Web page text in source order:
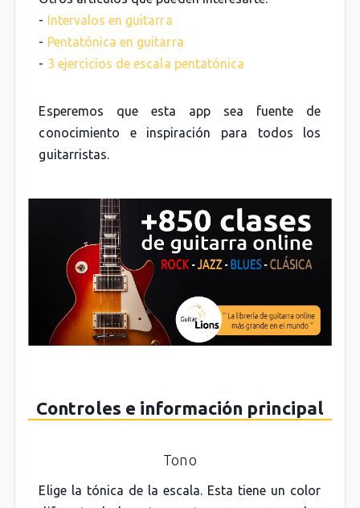
- Intervalos en guitarra
- Pentatónica en guitarra
- 3 ejercicios de escala pentatónica
Esperemos que esta app sea fuente de
conocimiento e inspiración para todos los
guitarristas.
Controles e información principal
Tono
Elige la tónica de la escala. Esta tiene un color